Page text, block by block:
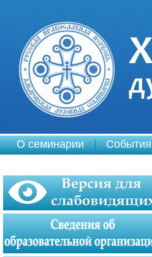
О семинарии События